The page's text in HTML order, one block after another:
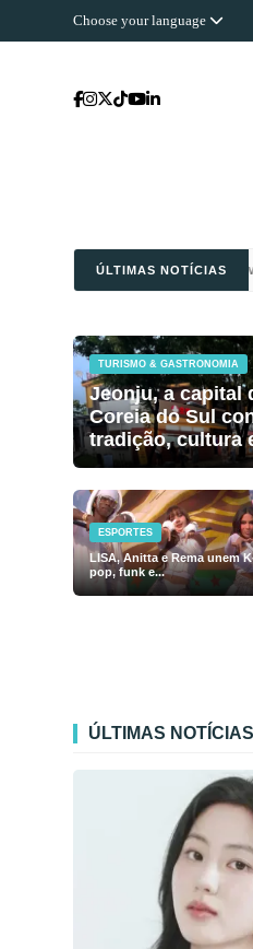
Choose your language
ÚLTIMAS NOTÍCIAS
Saudi vence time sensação e é bi
TURISMO & GASTRONOMIA
Jeonju, a capital
Coreia do Sul
tradição, cultura
ESPORTES
LISA, Anitta e Rema unem
pop, funk e...
ÚLTIMAS NOTÍCIAS